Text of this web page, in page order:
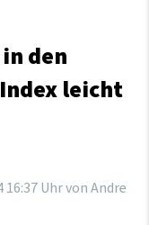
den
leicht
16:37Uhrvon Andre